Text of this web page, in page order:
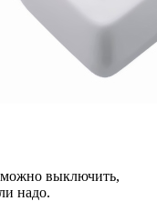
выключить,
надо.